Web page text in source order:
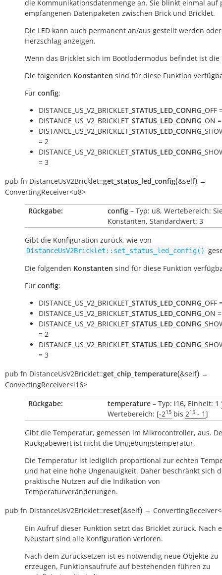
die Kommunikationsdatenmenge an. Sie blinkt einmal auf
empfangenen Datenpaketen zwischen Brick und Bricklet.
Die LED kann auch permanent an/aus gestellt werden
Herzschlag anzeigen.
Wenn das Bricklet sich im Bootlodermodus befindet ist die
Die folgenden Konstanten sind für diese Funktion
Für config:
DISTANCE_US_V2_BRICKLET_ STATUS_LED_CONFIG _OFF
DISTANCE_US_V2_BRICKLET_ STATUS_LED_CONFIG _ON
DISTANCE_US_V2_BRICKLET_ STATUS_LED_CONFIG
= 2
DISTANCE_US_V2_BRICKLET_ STATUS_LED_CONFIG
= 3
pub fn DistanceUsV2Bricklet::get_status_led_config(&self) →
ConvertingReceiver<u8>
Rückgabe:
config – Typ: u8, Wertebereich:
Konstanten, Standardwert: 3
Gibt die Konfiguration zurück, wie von
DistanceUsV2Bricklet::set_status_led_config()
Die folgenden Konstanten sind für diese Funktion
Für config:
DISTANCE_US_V2_BRICKLET_ STATUS_LED_CONFIG _OFF
DISTANCE_US_V2_BRICKLET_ STATUS_LED_CONFIG _ON
DISTANCE_US_V2_BRICKLET_ STATUS_LED_CONFIG
= 2
DISTANCE_US_V2_BRICKLET_ STATUS_LED_CONFIG
= 3
pub fn DistanceUsV2Bricklet::get_chip_temperature(&self) →
ConvertingReceiver<i16>
Rückgabe:
temperature – Typ: i16, Einheit: 1
Wertebereich: [-215 bis 215 - 1]
Gibt die Temperatur, gemessen im Mikrocontroller, aus.
Rückgabewert ist nicht die Umgebungstemperatur.
Die Temperatur ist lediglich proportional zur echten
und hat eine hohe Ungenauigkeit. Daher beschränkt sich
praktische Nutzen auf die Indikation von
Temperaturveränderungen.
pub fn DistanceUsV2Bricklet::reset(&self) →
Ein Aufruf dieser Funktion setzt das Bricklet zurück. Nach
Neustart sind alle Konfiguration verloren.
Nach dem Zurücksetzen ist es notwendig neue Objekte zu
erzeugen, Funktionsaufrufe auf bestehenden führen zu